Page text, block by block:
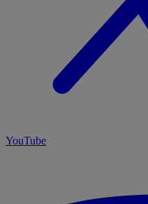
YouTube